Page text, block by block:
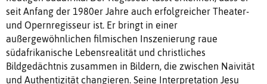
seit Anfang der 1980er Jahre auch erfolgreicher Theater-
und Opernregisseur ist. Er bringt in einer
außergewöhnlichen filmischen Inszenierung raue
südafrikanische Lebensrealität und christliches
Bildgedächtnis zusammen in Bildern, die zwischen Naivität
und Authentizität changieren. Seine Interpretation Jesu